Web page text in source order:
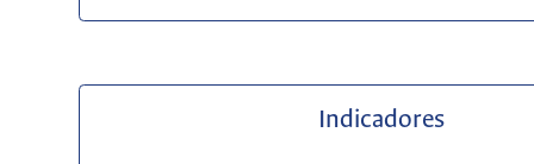
Indicadores